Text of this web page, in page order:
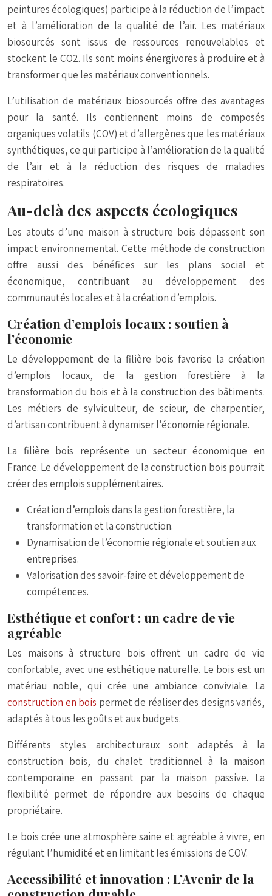
peintures écologiques) participe à la réduction de l’impact
et à l’amélioration de la qualité de l’air. Les matériaux
biosourcés sont issus de ressources renouvelables et
stockent le CO2. Ils sont moins énergivores à produire et à
transformer que les matériaux conventionnels.
L’utilisation de matériaux biosourcés offre des avantages
pour la santé. Ils contiennent moins de composés
organiques volatils (COV) et d’allergènes que les matériaux
synthétiques, ce qui participe à l’amélioration de la qualité
de l’air et à la réduction des risques de maladies
respiratoires.
Au-delà des aspects écologiques
Les atouts d’une maison à structure bois dépassent son
impact environnemental. Cette méthode de construction
offre aussi des bénéfices sur les plans social et
économique, contribuant au développement des
communautés locales et à la création d’emplois.
Création d’emplois locaux : soutien à
l’économie
Le développement de la filière bois favorise la création
d’emplois locaux, de la gestion forestière à la
transformation du bois et à la construction des bâtiments.
Les métiers de sylviculteur, de scieur, de charpentier,
d’artisan contribuent à dynamiser l’économie régionale.
La filière bois représente un secteur économique en
France. Le développement de la construction bois pourrait
créer des emplois supplémentaires.
Création d’emplois dans la gestion forestière, la
transformation et la construction.
Dynamisation de l’économie régionale et soutien aux
entreprises.
Valorisation des savoir-faire et développement de
compétences.
Esthétique et confort : un cadre de vie
agréable
Les maisons à structure bois offrent un cadre de vie
confortable, avec une esthétique naturelle. Le bois est un
matériau noble, qui crée une ambiance conviviale. La
construction en bois permet de réaliser des designs variés,
adaptés à tous les goûts et aux budgets.
Différents styles architecturaux sont adaptés à la
construction bois, du chalet traditionnel à la maison
contemporaine en passant par la maison passive. La
flexibilité permet de répondre aux besoins de chaque
propriétaire.
Le bois crée une atmosphère saine et agréable à vivre, en
régulant l’humidité et en limitant les émissions de COV.
Accessibilité et innovation : L’Avenir de la